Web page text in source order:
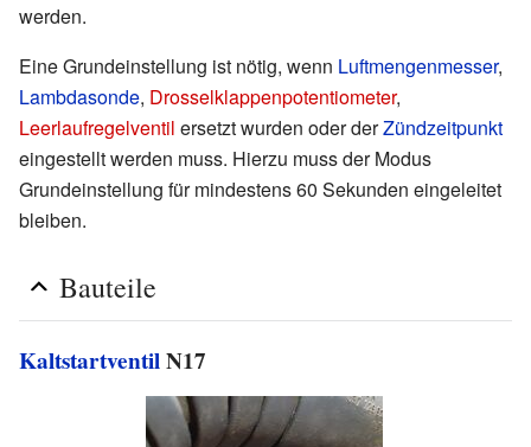
werden.
Eine Grundeinstellung ist nötig, wenn Luftmengenmesser,
Lambdasonde, Drosselklappenpotentiometer,
Leerlaufregelventil ersetzt wurden oder derZündzeitpunkt
eingestellt werden muss. Hierzu muss der Modus
Grundeinstellung für mindestens 60 Sekunden eingeleitet
bleiben.
Bauteile
KaltstartventilN17